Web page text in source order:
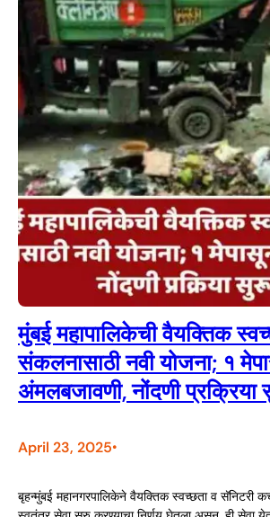
मुंबई महापालिकेची वैयक्तिक
संकलनासाठी नवी योजना; १
अंमलबजावणी, नोंदणी
April 23, 2025•
बृहन्मुंबई महानगरपालिकेने वैयक्तिक स्वच्छता व सॅनिटरी